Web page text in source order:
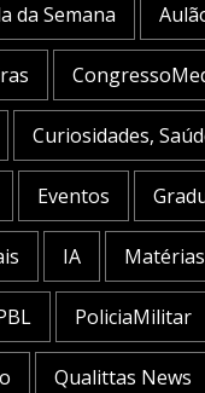
da Semana
Curiosidades,
Eventos
IA
PoliciaMilitar
Qualittas News